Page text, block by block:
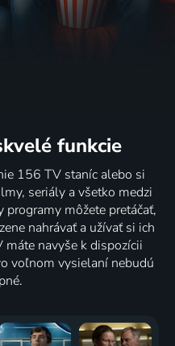
funkcie
156 TV staníc alebo si
seriály a všetko medzi
môžete pretáčať,
nahrávať a užívať si ich
máte navyše k dispozícii
voľnom vysielaní nebudú